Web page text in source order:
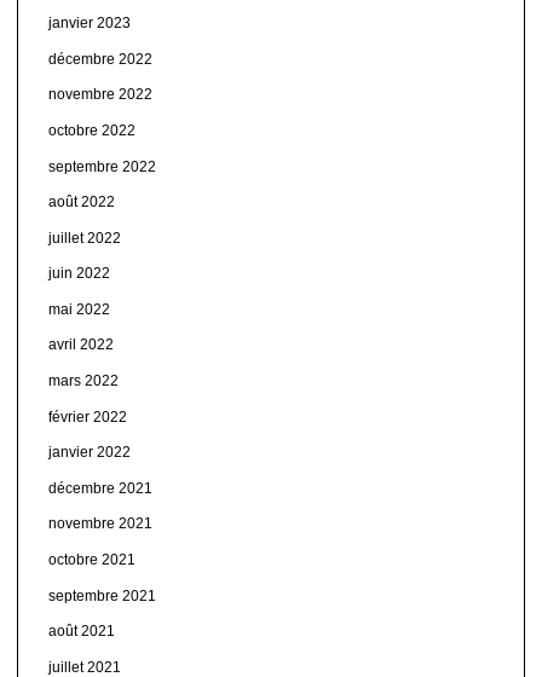
janvier 2023
décembre 2022
novembre 2022
octobre 2022
septembre 2022
août 2022
juillet 2022
juin 2022
mai 2022
avril 2022
mars 2022
février 2022
janvier 2022
décembre 2021
novembre 2021
octobre 2021
septembre 2021
août 2021
juillet 2021